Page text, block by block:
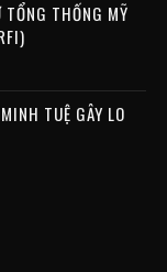
THỐNG MỸ
TUỆ GÂY LO